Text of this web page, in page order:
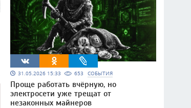
31.05.2026 15:33 653 СОБЫТИЯ
Проще работать вчёрную, но
электросети уже трещат от
незаконных майнеров